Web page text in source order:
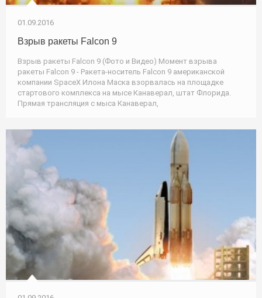
01.09.2016
Взрыв ракеты Falcon 9
Взрыв ракеты Falcon 9 (Фото и Видео) Момент взрыва
ракеты Falcon 9 - Ракета-носитель Falcon 9 американской
компании SpaceX Илона Маска взорвалась на площадке
стартового комплекса на мысе Канаверал, штат Флорида.
Прямая трансляция с мыса Канаверал,